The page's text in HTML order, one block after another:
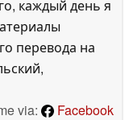
каждый день я
перевода на
via:
Facebook